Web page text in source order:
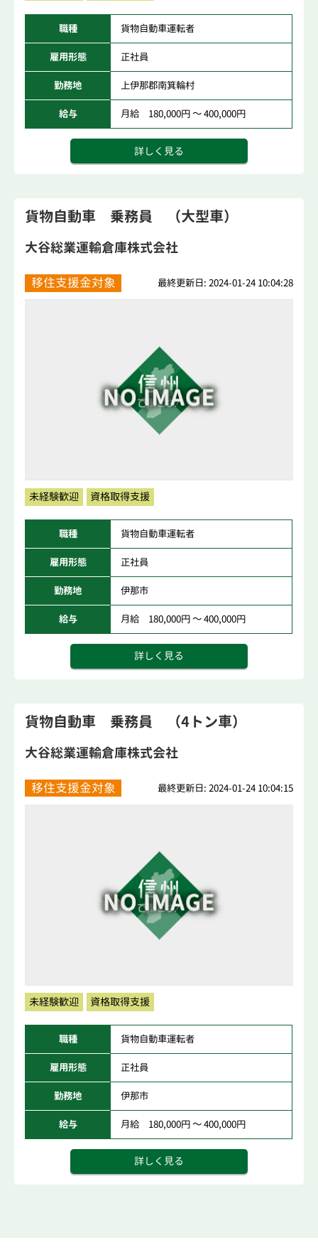
職種 貨物自動車運転者
雇用形態 正社員
勤務地 上伊那郡南箕輪村
給与 月給 180,000円 ～ 400,000円
詳しく見る
貨物自動車 乗務員 （大型車）
大谷総業運輸倉庫株式会社
移住支援金対象 最終更新日: 2024-01-24 10:04:28
未経験歓迎 資格取得支援
職種 貨物自動車運転者
雇用形態 正社員
勤務地 伊那市
給与 月給 180,000円 ～ 400,000円
詳しく見る
貨物自動車 乗務員 （4トン車）
大谷総業運輸倉庫株式会社
移住支援金対象 最終更新日: 2024-01-24 10:04:15
未経験歓迎 資格取得支援
職種 貨物自動車運転者
雇用形態 正社員
勤務地 伊那市
給与 月給 180,000円 ～ 400,000円
詳しく見る